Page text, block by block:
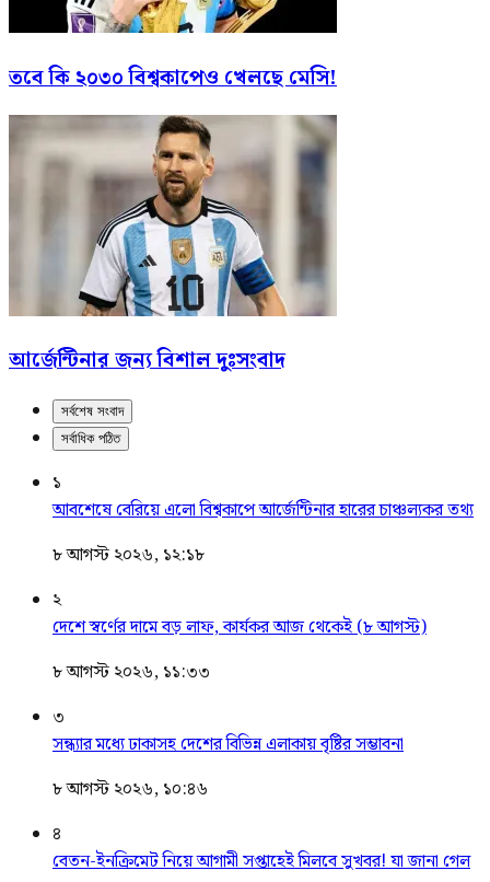
তবে কি ২০৩০ বিশ্বকাপেও খেলছে মেসি!
আর্জেন্টিনার জন্য বিশাল দুঃসংবাদ
সর্বশেষ সংবাদ
সর্বাধিক পঠিত
১
আবশেষে বেরিয়ে এলো বিশ্বকাপে আর্জেন্টিনার হারের চাঞ্চল্যকর তথ্য
৮ আগস্ট ২০২৬, ১২:১৮
২
দেশে স্বর্ণের দামে বড় লাফ, কার্যকর আজ থেকেই (৮ আগস্ট)
৮ আগস্ট ২০২৬, ১১:৩৩
৩
সন্ধ্যার মধ্যে ঢাকাসহ দেশের বিভিন্ন এলাকায় বৃষ্টির সম্ভাবনা
৮ আগস্ট ২০২৬, ১০:৪৬
৪
বেতন-ইনক্রিমেট নিয়ে আগামী সপ্তাহেই মিলবে সুখবর! যা জানা গেল